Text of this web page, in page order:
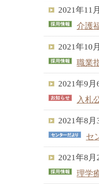
2021年11
介護
2021年10
職業
2021年9月
入札
2021年8月
セ
2021年8月
理学